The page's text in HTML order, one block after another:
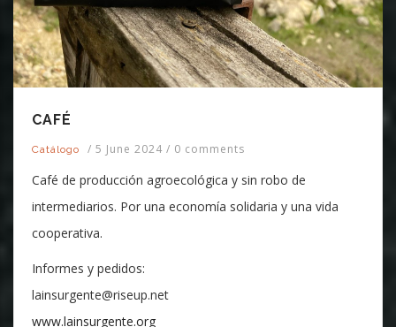
CAFÉ
Catálogo / 5 June 2024 / 0 comments
Café de producción agroecológica y sin robo de
intermediarios. Por una economía solidaria y una vida
cooperativa.
Informes y pedidos:
lainsurgente@riseup.net
www.lainsurgente.org